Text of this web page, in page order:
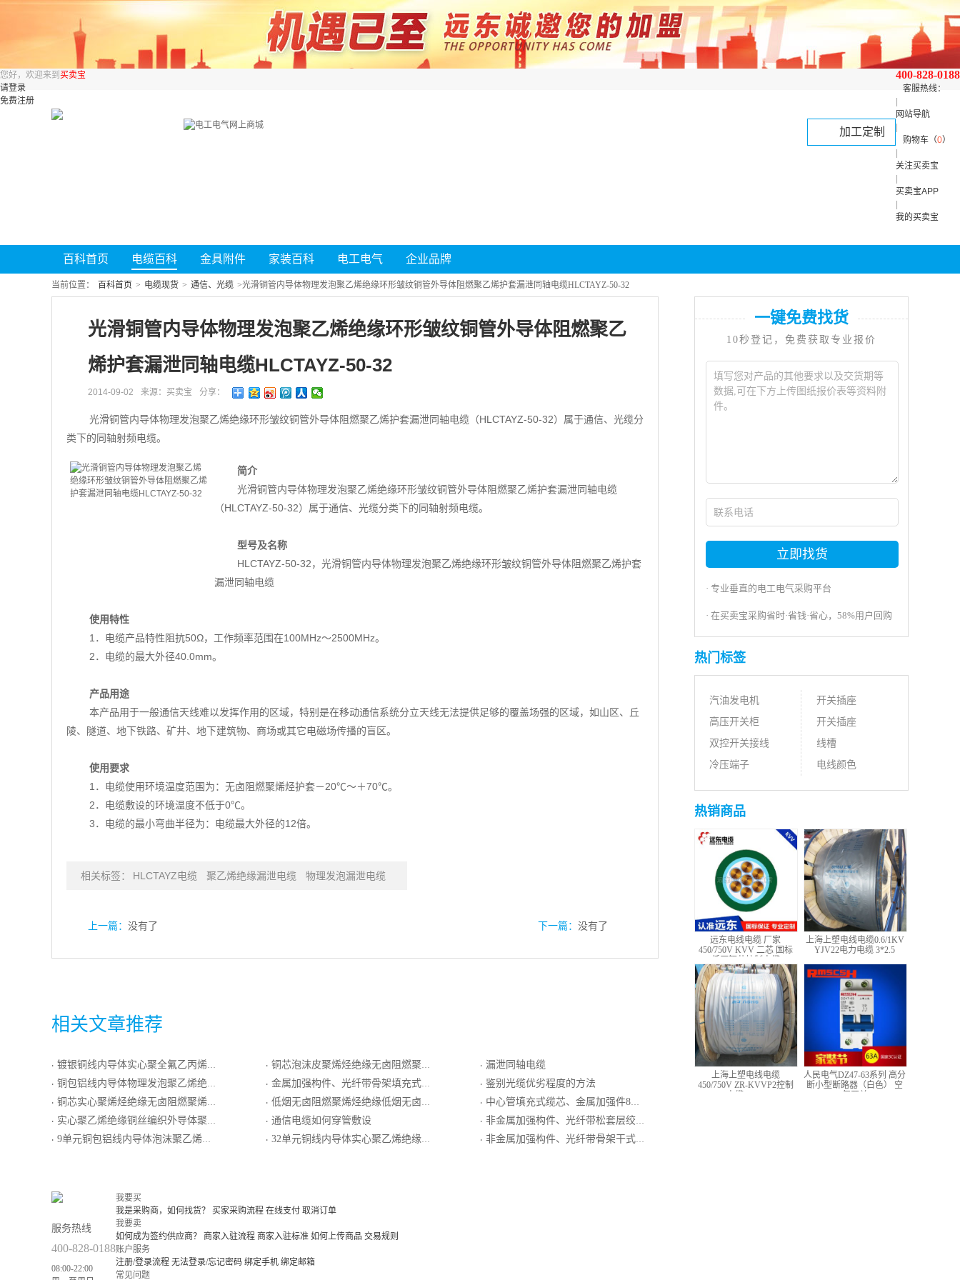
400-828-0188
客服热线：
网站导航
购物车（0）
关注买卖宝
买卖宝APP
我的买卖宝
您好，欢迎来到 买卖宝
请登录
免费注册
加工定制
百科首页 电缆百科 金具附件 家装百科 电工电气 企业品牌
当前位置： 百科首页 > 电缆现货 > 通信、光缆 >光滑铜管内导体物理发泡聚乙烯绝缘环形皱纹铜管外导体阻燃聚乙烯护套漏泄同轴电缆HLCTAYZ-50-32
光滑铜管内导体物理发泡聚乙烯绝缘环形皱纹铜管外导体阻燃聚乙
烯护套漏泄同轴电缆HLCTAYZ-50-32
2014-09-02 来源：买卖宝 分享：
光滑铜管内导体物理发泡聚乙烯绝缘环形皱纹铜管外导体阻燃聚乙烯护套漏泄同轴电缆（HLCTAYZ-50-32）属于通信、光缆分
类下的同轴射频电缆。
简介
光滑铜管内导体物理发泡聚乙烯绝缘环形皱纹铜管外导体阻燃聚乙烯护套漏泄同轴电缆
（HLCTAYZ-50-32）属于通信、光缆分类下的同轴射频电缆。
型号及名称
HLCTAYZ-50-32，光滑铜管内导体物理发泡聚乙烯绝缘环形皱纹铜管外导体阻燃聚乙烯护套
漏泄同轴电缆
使用特性
1．电缆产品特性阻抗50Ω，工作频率范围在100MHz～2500MHz。
2．电缆的最大外径40.0mm。
产品用途
本产品用于一般通信天线难以发挥作用的区域，特别是在移动通信系统分立天线无法提供足够的覆盖场强的区域，如山区、丘
陵、隧道、地下铁路、矿井、地下建筑物、商场或其它电磁场传播的盲区。
使用要求
1．电缆使用环境温度范围为：无卤阻燃聚烯烃护套－20℃～＋70℃。
2．电缆敷设的环境温度不低于0℃。
3．电缆的最小弯曲半径为：电缆最大外径的12倍。
相关标签： HLCTAYZ电缆 聚乙烯绝缘漏泄电缆 物理发泡漏泄电缆
上一篇： 没有了 下一篇： 没有了
相关文章推荐
· 镀银铜线内导体实心聚全氟乙丙烯内层聚乙烯外层绝缘双层编织屏蔽外导体低烟无卤阻燃聚烯烃护套局用同轴电缆
· 铜包铝线内导体物理发泡聚乙烯绝缘环形皱纹铜管外导体聚乙烯护套漏泄同轴电缆
· 铜芯实心聚烯烃绝缘无卤阻燃聚烯烃护套非屏蔽型局用对称电缆
· 实心聚乙烯绝缘铜丝编织外导体聚氯乙烯护套射频同轴电缆
· 9单元铜包铝线内导体泡沫聚乙烯绝缘铝塑复合编织外导体低烟无卤阻燃聚烯烃护套集束同轴电缆
· 铜芯泡沫皮聚烯烃绝缘无卤阻燃聚烯烃护套非屏蔽型局用对称电缆
· 金属加强构件、光纤带骨架填充式、聚乙烯护套、纵包皱纹钢带铠装、聚乙烯套通信用室外光缆
· 低烟无卤阻燃聚烯烃绝缘低烟无卤阻燃聚烯烃护套最高传输频率16MHz数字通信用水平对绞电缆
· 通信电缆如何穿管敷设
· 32单元铜线内导体实心聚乙烯绝缘单层编织屏蔽外导体低烟无卤阻燃聚烯烃护套集束局用同轴电缆
· 漏泄同轴电缆
· 鉴别光缆优劣程度的方法
· 中心管填充式缆芯、金属加强件8字型结构、聚乙烯护套微型自承式通信用室外光缆
· 非金属加强构件、光纤带松套层绞（半）干式、阻燃聚乙烯护套通信用室外光缆
· 非金属加强构件、光纤带骨架干式、非金属加强材料铠装、聚乙烯套通信用室外光缆
一键免费找货
10秒登记，免费获取专业报价
立即找货
· 专业垂直的电工电气采购平台
· 在买卖宝采购省时·省钱·省心，58%用户回购
热门标签
汽油发电机
高压开关柜
双控开关接线
冷压端子
开关插座
开关插座
线槽
电线颜色
热销商品
远东电线电缆 厂家
450/750V KVV 二芯 国标
上海上塑电线电缆0.6/1KV
YJV22电力电缆 3*2.5
上海上塑电线电缆
450/750V ZR-KVVP2控制
人民电气DZ47-63系列 高分
断小型断路器（白色） 空
服务热线
400-828-0188
08:00-22:00
我要买
我是采购商，如何找货？
买家采购流程 在线支付 取消订单
我要卖
如何成为签约供应商？
商家入驻流程 商家入驻标准 如何上传商品 交易规则
账户服务
注册/登录流程 无法登录/忘记密码 绑定手机 绑定邮箱
常见问题